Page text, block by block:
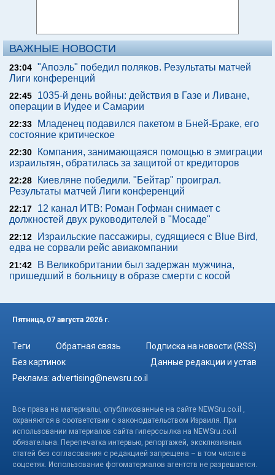
ВАЖНЫЕ НОВОСТИ
23:04 "Апоэль" победил поляков. Результаты матчей
Лиги конференций
22:45
1035-й день войны: действия в Газе и Ливане,
операции в Иудее и Самарии
22:33
Младенец подавился пакетом в Бней-Браке, его
состояние критическое
22:30
Компания, занимающаяся помощью в эмиграции
израильтян, обратилась за защитой от кредиторов
22:28
Киевляне победили. "Бейтар" проиграл.
Результаты матчей Лиги конференций
22:17
12 канал ИТВ: Роман Гофман снимает с
должностей двух руководителей в "Мосаде"
22:12
Израильские пассажиры, судящиеся с Blue Bird,
едва не сорвали рейс авиакомпании
21:42
В Великобритании был задержан мужчина,
пришедший в больницу в образе смерти с косой
Пятница, 07 августа 2026 г.
Теги Обратная связь
Подписка на новости (RSS)
Без картинок
Данные редакции и устав
Реклама: advertising@newsru.co.il
Все права на материалы, опубликованные на сайте NEWSru.co.il ,
охраняются в соответствии с законодательством Израиля. При
использовании материалов сайта гиперссылка на NEWSru.co.il
обязательна. Перепечатка интервью, репортажей, эксклюзивных
статей без согласования с редакцией запрещена – в том числе в
соцсетях. Использование фотоматериалов агентств не разрешается.